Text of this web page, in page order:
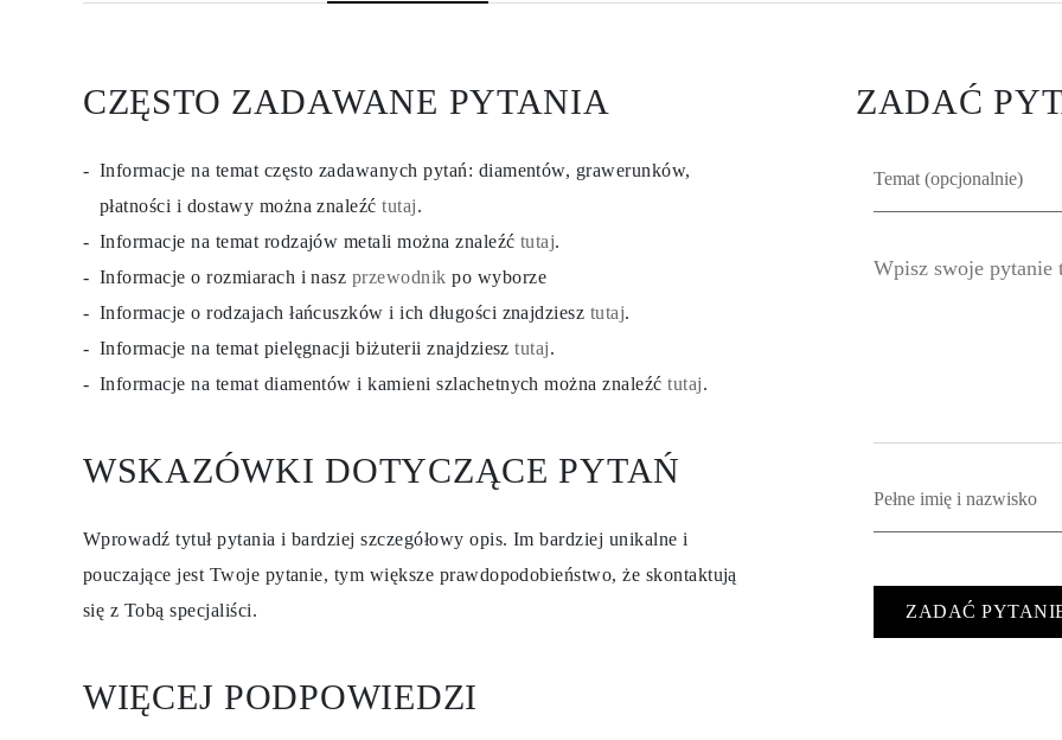
CZĘSTO ZADAWANE PYTANIA
Informacje na temat często zadawanych pytań: diamentów, grawerunków,
płatności i dostawy można znaleźćtutaj.
Informacje na temat rodzajów metali można znaleźć tutaj.
Informacje o rozmiarach i nasz przewodnik po wyborze
Informacje o rodzajach łańcuszków i ich długości znajdziesz tutaj.
Informacje na temat pielęgnacji biżuterii znajdziesztutaj.
Informacje na temat diamentów i kamieni szlachetnych można znaleźćtutaj.
WSKAZÓWKI DOTYCZĄCE PYTAŃ
Wprowadź tytuł pytania i bardziej szczegółowy opis. Im bardziej unikalne i
pouczające jest Twoje pytanie, tym większe prawdopodobieństwo, że skontaktują
się z Tobą specjaliści.
WIĘCEJ PODPOWIEDZI
ZADAĆ
ZADAĆ